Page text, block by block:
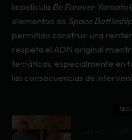
la película Be Forever Yamato
elementos de Space
permitido construir una
respeta el ADN original
temáticas, especialmente en
las consecuencias de
SEE